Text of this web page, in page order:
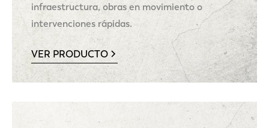
infraestructura, obras en movimiento o
intervenciones rápidas.
VER PRODUCTO